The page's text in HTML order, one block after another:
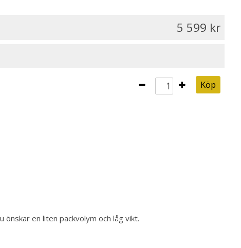
5 599
Köp
en liten packvolym och låg vikt.